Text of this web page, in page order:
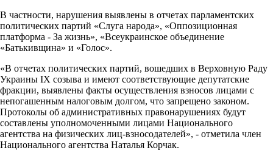
В частности, нарушения выявлены в отчетах парламентских
политических партий «Слуга народа», «Оппозиционная
платформа - За жизнь», «Всеукраинское объединение
«Батькивщина» и «Голос».
«В отчетах политических партий, вошедших в Верховную Раду
Украины ІХ ​​созыва и имеют соответствующие депутатские
фракции, выявлены факты осуществления взносов лицами с
непогашенным налоговым долгом, что запрещено законом.
Протоколы об административных правонарушениях будут
составлены уполномоченными лицами Национального
агентства на физических лиц-взносодателей», - отметила член
Национального агентства Наталья Корчак.